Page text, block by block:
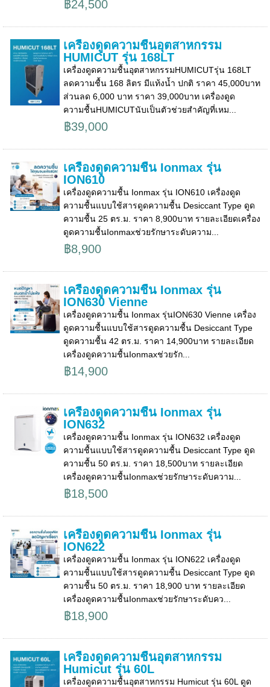
฿24,500
เครื่องดูดความชื้นอุตสาหกรรม
HUMICUT รุ่น 168LT
เครื่องดูดความชื้นอุตสาหกรรมHUMICUTรุ่น 168LT
ลดความชื้น 168 ลิตร มีแท้งน้ำ ปกติ ราคา 45,000บาท
ส่วนลด 6,000 บาท ราคา 39,000บาท เครื่องดูด
ความชื้นHUMICUTนับเป็นตัวช่วยสำคัญที่เหม...
฿39,000
เครื่องดูดความชื้น Ionmax รุ่น
ION610
เครื่องดูดความชื้น Ionmax รุ่น ION610 เครื่องดูด
ความชื้นแบบใช้สารดูดความชื้น Desiccant Type ดูด
ความชื้น 25 ตร.ม. ราคา 8,900บาท รายละเอียดเครื่อง
ดูดความชื้นIonmaxช่วยรักษาระดับความ...
฿8,900
เครื่องดูดความชื้น Ionmax รุ่น
ION630 Vienne
เครื่องดูดความชื้น Ionmax รุ่นION630 Vienne เครื่อง
ดูดความชื้นแบบใช้สารดูดความชื้น Desiccant Type
ดูดความชื้น 42 ตร.ม. ราคา 14,900บาท รายละเอียด
เครื่องดูดความชื้นIonmaxช่วยรัก...
฿14,900
เครื่องดูดความชื้น Ionmax รุ่น
ION632
เครื่องดูดความชื้น Ionmax รุ่น ION632 เครื่องดูด
ความชื้นแบบใช้สารดูดความชื้น Desiccant Type ดูด
ความชื้น 50 ตร.ม. ราคา 18,500บาท รายละเอียด
เครื่องดูดความชื้นIonmaxช่วยรักษาระดับความ...
฿18,500
เครื่องดูดความชื้น Ionmax รุ่น
ION622
เครื่องดูดความชื้น Ionmax รุ่น ION622 เครื่องดูด
ความชื้นแบบใช้สารดูดความชื้น Desiccant Type ดูด
ความชื้น 50 ตร.ม. ราคา 18,900 บาท รายละเอียด
เครื่องดูดความชื้นIonmaxช่วยรักษาระดับคว...
฿18,900
เครื่องดูดความชื้นอุตสาหกรรม
Humicut รุ่น 60L
เครื่องดูดความชื้นอุตสาหกรรม Humicut รุ่น 60L ดูด